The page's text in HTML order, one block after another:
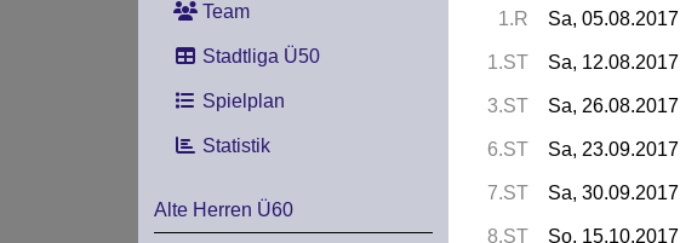
Team
Stadtliga Ü50
Spielplan
Statistik
Alte Herren Ü60
1.R Sa, 05.08.2017
1.ST Sa, 12.08.2017
3.ST Sa, 26.08.2017
6.ST Sa, 23.09.2017
7.ST Sa, 30.09.2017
8.ST So, 15.10.2017